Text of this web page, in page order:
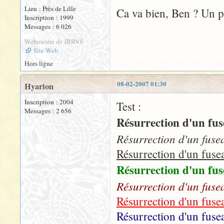
Lieu : Près de Lille
Inscription : 1999
Messages : 6 026
Webmestre de JRRVF
Site Web
Ca va bien, Ben ? Un
Hors ligne
08-02-2007 01:30
Hyarion
Inscription : 2004
Messages : 2 656
Test :
Résurrection d'un
Résurrection d'un
Résurrection d'un
Résurrection d'un
Résurrection d'un
Résurrection d'un
Résurrection d'un